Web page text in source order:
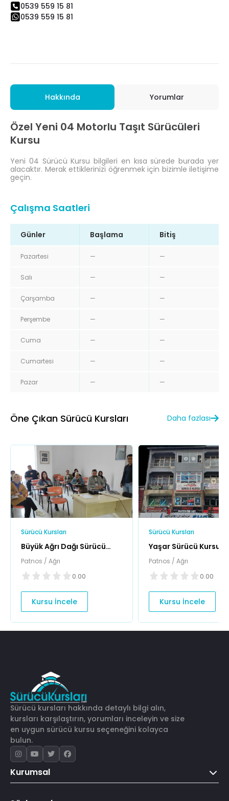
0539 559 15 81
0539 559 15 81
Hakkında Yorumlar
Özel Yeni 04 Motorlu Taşıt Sürücüleri
Kursu
Yeni 04 Sürücü Kursu bilgileri en kısa sürede burada yer
alacaktır. Merak ettiklerinizi öğrenmek için bizimle iletişime
geçin.
Çalışma Saatleri
Günler Başlama Bitiş
Pazartesi — —
Salı — —
Çarşamba — —
Perşembe — —
Cuma — —
Cumartesi — —
Pazar — —
Öne Çıkan Sürücü Kursları Daha fazlası
Sürücü Kursları
Büyük Ağrı Dağı Sürücü
Patnos / Ağrı
0.00
Kursu İncele
Sürücü Kursları
Yaşar Sürücü Kursu
Patnos / Ağrı
0.00
Kursu İncele
Sürücü kursları hakkında detaylı bilgi alın,
kursları karşılaştırın, yorumları inceleyin ve size
en uygun sürücü kursu seçeneğini kolayca
bulun.
Kurumsal